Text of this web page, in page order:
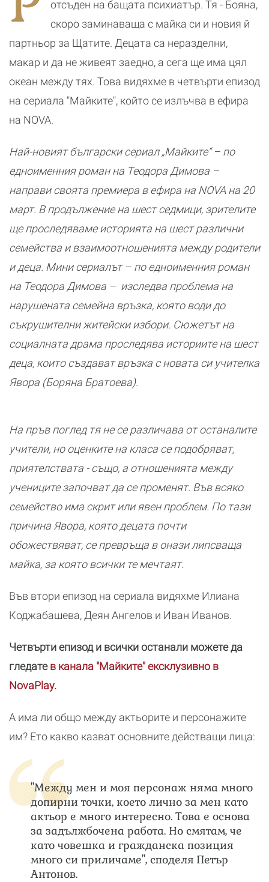
отсъден на бащата психиатър. Тя - Бояна,
скоро заминаваща с майка си и новия й
партньор за Щатите. Децата са неразделни,
макар и да не живеят заедно, а сега ще има цял
океан между тях. Това видяхме в четвърти епизод
на сериала "Майките", който се излъчва в ефира
на NOVA.
Най-новият български сериал „Майките“ – по
едноименния роман на Теодора Димова –
направи своята премиера в ефира на NOVA на 20
март. В продължение на шест седмици, зрителите
ще проследяваме историята на шест различни
семейства и взаимоотношенията между родители
и деца. Мини сериалът – по едноименния роман
на Теодора Димова – изследва проблема на
нарушената семейна връзка, която води до
съкрушителни житейски избори. Сюжетът на
социалната драма проследява историите на шест
деца, които създават връзка с новата си учителка
Явора (Боряна Братоева).
На пръв поглед тя не се различава от останалите
учители, но оценките на класа се подобряват,
приятелствата - също, а отношенията между
учениците започват да се променят. Във всяко
семейство има скрит или явен проблем. По тази
причина Явора, която децата почти
обожествяват, се превръща в онази липсваща
майка, за която всички те мечтаят.
Във втори епизод на сериала видяхме Илиана
Коджабашева, Деян Ангелов и Иван Иванов.
Четвърти епизод и всички останали можете да
гледатев канала "Майките" ексклузивно в
NovaPlay.
A има ли общо между актьорите и персонажите
им? Ето какво казват основните действащи лица:
"Между мен и моя персонаж няма много
допирни точки, което лично за мен като
актьор е много интересно. Това е основа
за задължбочена работа. Но смятам, че
като човешка и гражданска позиция
много си приличаме", споделя Петър
Антонов.